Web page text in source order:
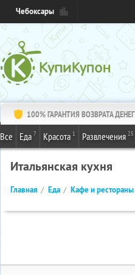
Чебоксары
100% ГАРАНТИЯ ВОЗВРАТА ДЕНЕГ
Все Еда 7 Красота 1 Развлечения 25
Итальянская кухня
Главная Еда Кафе и рестораны